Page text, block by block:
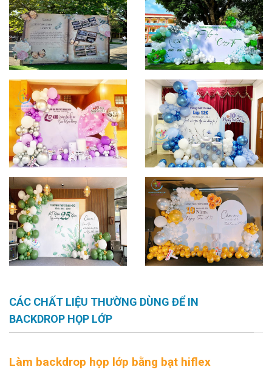
CÁC CHẤT LIỆU THƯỜNG DÙNG ĐỂ IN
BACKDROP HỌP LỚP
Làm backdrop họp lớp bằng bạt hiflex